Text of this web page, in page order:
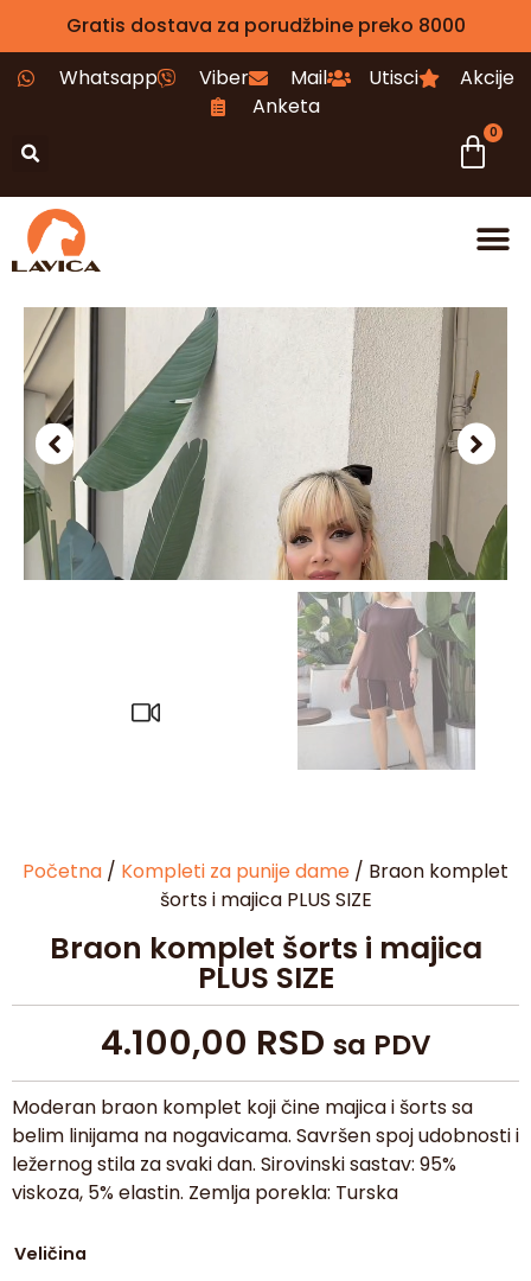
Gratis dostava za porudžbine preko 8000
Whatsapp
Viber Mail Utisci
Akcije
Anketa
0
Početna / Kompleti za punije dame / Braon komplet
šorts i majica PLUS SIZE
Braon komplet šorts i majica
PLUS SIZE
4.100,00 RSD sa PDV
Moderan braon komplet koji čine majica i šorts sa
belim linijama na nogavicama. Savršen spoj udobnosti i
ležernog stila za svaki dan. Sirovinski sastav: 95%
viskoza, 5% elastin. Zemlja porekla: Turska
Veličina